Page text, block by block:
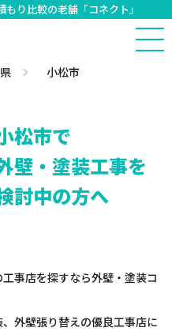
り比較の老舗「コネクト」
小松市
松市で
壁・塗装工事を
討中の方へ
事店を探すなら外壁・塗装コ
外壁張り替えの優良工事店に